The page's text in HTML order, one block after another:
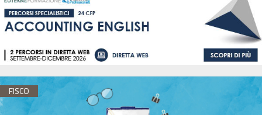
FISCO